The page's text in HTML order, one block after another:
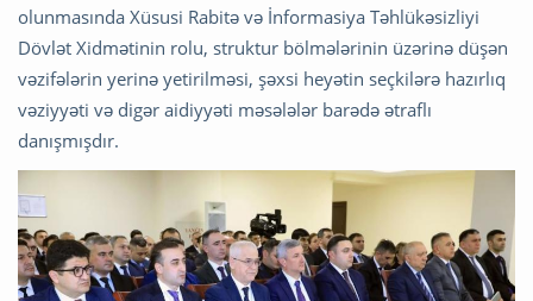
olunmasında Xüsusi Rabitə və İnformasiya Təhlükəsizliyi
Dövlət Xidmətinin rolu, struktur bölmələrinin üzərinə düşən
vəzifələrin yerinə yetirilməsi, şəxsi heyətin seçkilərə hazırlıq
vəziyyəti və digər aidiyyəti məsələlər barədə ətraflı
danışmışdır.